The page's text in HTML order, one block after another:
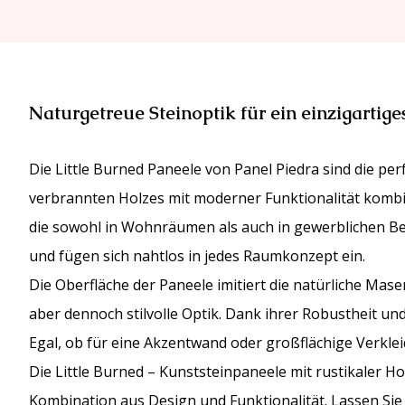
Naturgetreue Steinoptik für ein
Die Little Burned Paneele von Panel Piedra sind die
verbrannten Holzes mit moderner Funktionalität
die sowohl in Wohnräumen als auch in gewerblichen
und fügen sich nahtlos in jedes Raumkonzept ein.
Die Oberfläche der Paneele imitiert die natürliche
aber dennoch stilvolle Optik. Dank ihrer Robustheit
Egal, ob für eine Akzentwand oder großflächige
Die Little Burned – Kunststeinpaneele mit rustikaler
Kombination aus Design und Funktionalität. Lassen